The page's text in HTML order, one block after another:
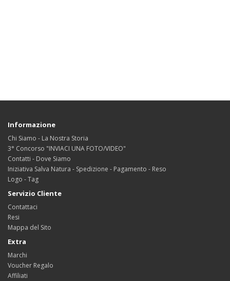
Informazione
Chi Siamo - La Nostra Storia
3° Concorso "INVIACI UNA FOTO/VIDEO"
Contatti - Dove Siamo
Iniziativa Salva Natura - Spedizione - Pagamento - Reso
Logo - Tag
Servizio Cliente
Contattaci
Resi
Mappa del Sito
Extra
Marchi
Voucher Regalo
Affiliati